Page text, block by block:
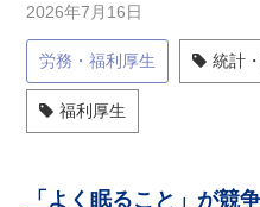
2026年7月16日
労務・福利厚生 統計
福利厚生
「よく眠ること」が競